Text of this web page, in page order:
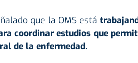
que la OMS está
coordinar estudios que
de la enfermedad.